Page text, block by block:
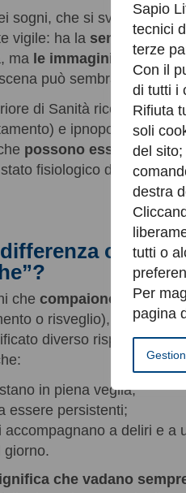
Sapio
tecnici
terze
Con il
di tutti i
Rifiuta
soli
del sito;
destra
tutti o
Per
pagina
sogni, che si svolgono
vigile: ha la sensazione
ma le immagini o i suoni
può sembrare
di Sanità ricorda che
e ipnopompiche
possono essere non
fisiologico del cervello
con le
che compaiono solo in
o risveglio), in persone
diverso rispetto alle
in piena veglia;
essere persistenti;
accompagnano a deliri e a
giorno.
che vadano